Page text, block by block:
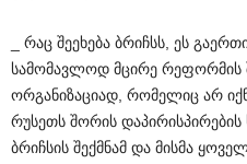
_ რაც შეეხება ბრიჩსს, ეს
სამომავლოდ მცირე რეფორმის
ორგანიზაციად, რომელიც არ
რუსეთს შორის დაპირისპირების
ბრიჩსის შექმნამ და მისმა